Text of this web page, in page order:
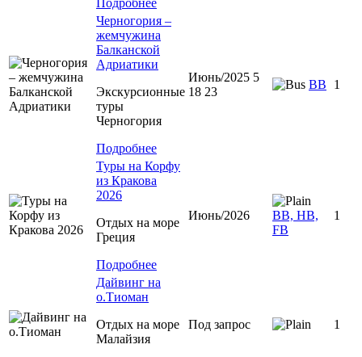
Черногория –
жемчужина
Балканской
Адриатики
Экскурсионные
туры
Черногория
Подробнее
Июнь/2025 5
18 23
BB 1
Туры на Корфу
из Кракова
2026
Отдых на море
Греция
Подробнее
Июнь/2026
BB, HB,
FB
1
Дайвинг на
о.Тиоман
Отдых на море
Малайзия
Под запрос 1